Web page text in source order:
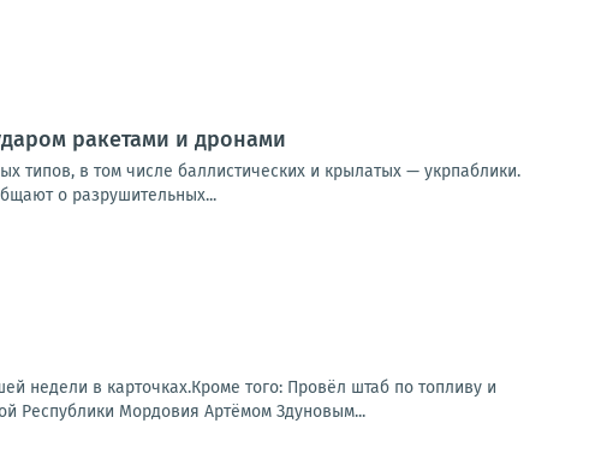
ракетами и дронами
типов, в том числе баллистических и крылатых — укрпаблики.
о разрушительных...
недели в карточках.Кроме того: Провёл штаб по топливу и
Республики Мордовия Артёмом Здуновым...